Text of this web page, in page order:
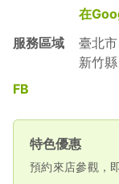
在
服務區域
臺北
新竹縣
FB
特色優惠
預約來店參觀，